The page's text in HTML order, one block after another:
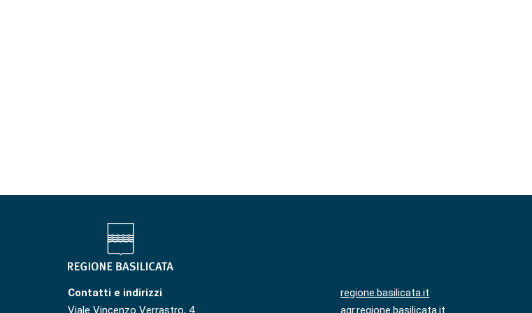
Contatti e indirizzi
Viale Vincenzo Verrastro, 4
regione.basilicata.it
agr.regione.basilicata.it